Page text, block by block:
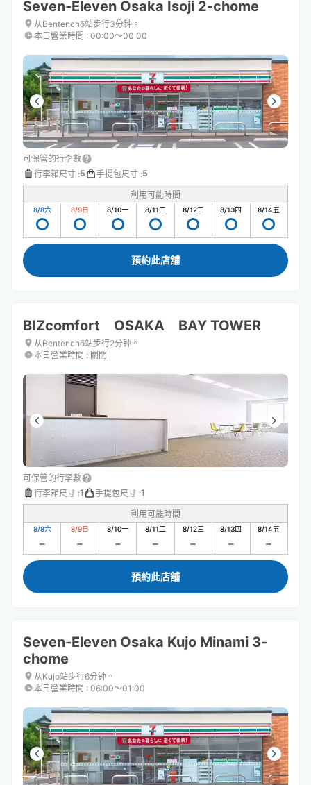
Seven-Eleven Osaka Isoji 2-chome
从Bentenchō站步行3分钟。
本日營業時間 : 00:00〜00:00
可保管的行李數
行李箱尺寸 :5 手提包尺寸 :5
利用可能時間
8/8六 8/9日 8/10一 8/11二 8/12三 8/13四 8/14五
預約此店舖
BIZcomfort OSAKA BAY TOWER
从Bentenchō站步行2分钟。
本日營業時間 : 關閉
可保管的行李數
行李箱尺寸 :1 手提包尺寸 :1
利用可能時間
8/8六 8/9日 8/10一 8/11二 8/12三 8/13四 8/14五
預約此店舖
Seven-Eleven Osaka Kujo Minami 3-
chome
从Kujo站步行6分钟。
本日營業時間 : 06:00〜01:00